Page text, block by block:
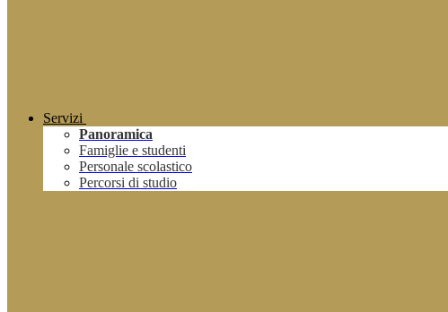
Servizi
Panoramica
Famiglie e studenti
Personale scolastico
Percorsi di studio